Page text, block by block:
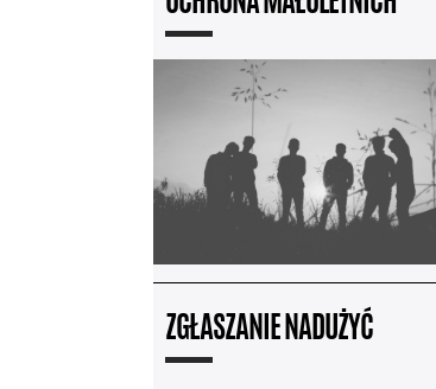
ZGŁASZANIE NADUŻYĆ